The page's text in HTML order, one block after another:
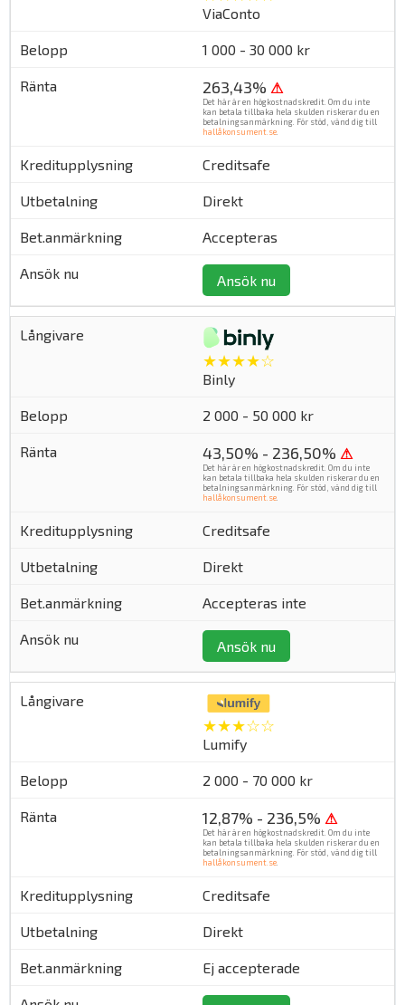
ViaConto
1 000 - 30 000 kr
263,43% ⚠
Det här är en högkostnadskredit. Om du inte
kan betala tillbaka hela skulden riskerar du en
betalningsanmärkning. För stöd, vänd dig till
hallåkonsument.se
Creditsafe
Direkt
Accepteras
Ansök nu
★★★★☆
Binly
2 000 - 50 000 kr
43,50% - 236,50% ⚠
Det här är en högkostnadskredit. Om du inte
kan betala tillbaka hela skulden riskerar du en
betalningsanmärkning. För stöd, vänd dig till
hallåkonsument.se
Creditsafe
Direkt
Accepteras inte
Ansök nu
★★★☆☆
Lumify
2 000 - 70 000 kr
12,87% - 236,5% ⚠
Det här är en högkostnadskredit. Om du inte
kan betala tillbaka hela skulden riskerar du en
betalningsanmärkning. För stöd, vänd dig till
hallåkonsument.se.
Creditsafe
Direkt
Ej accepterade